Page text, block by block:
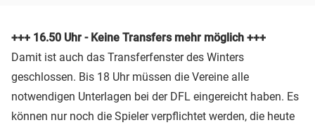
+++ 16.50 Uhr - Keine Transfers mehr möglich +++
Damit ist auch das Transferfenster des Winters
geschlossen. Bis 18 Uhr müssen die Vereine alle
notwendigen Unterlagen bei der DFL eingereicht haben. Es
können nur noch die Spieler verpflichtet werden, die heute